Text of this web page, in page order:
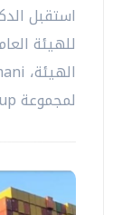
استقبل
للهيئة
لمجموعة Hirdaramani Group...